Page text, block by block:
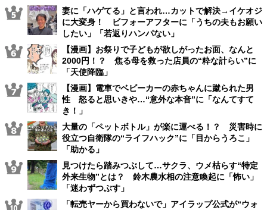
妻に「ハゲてる」と言われ…カットで解決→イケオジ
に大変身！ ビフォーアフターに「うちの夫もお願い
したい」「若返りハンパない」
【漫画】お祭りで子どもが欲しがったお面、なんと
2000円！？ 焦る母を救った店員の“粋な計らい”に
「天使降臨」
【漫画】電車でベビーカーの赤ちゃんに蹴られた男
性 怒ると思いきや…“意外な本音”に「なんてすて
き！」
大量の「ペットボトル」が楽に運べる！？ 災害時に
役立つ自衛隊の“ライフハック”に「目からうろこ」
「助かる」
見つけたら踏みつぶして…サクラ、ウメ枯らす“特定
外来生物”とは？ 鈴木農水相の注意喚起に「怖い」
「迷わずつぶす」
「転売ヤーから買わないで」アイラップ公式が“ウォ